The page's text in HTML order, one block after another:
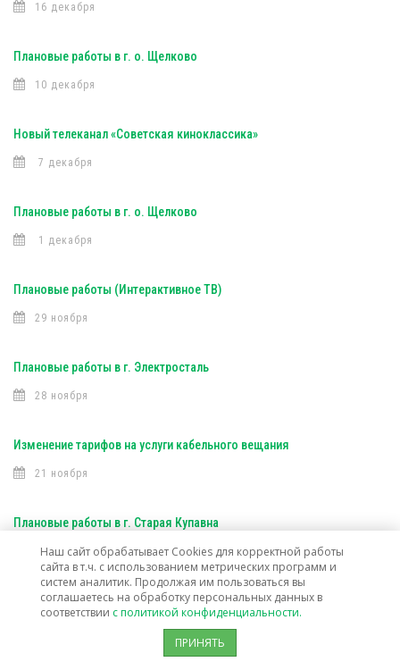
16 декабря
Плановые работы в г. о. Щелково
10 декабря
Новый телеканал «Советская киноклассика»
7 декабря
Плановые работы в г. о. Щелково
1 декабря
Плановые работы (Интерактивное ТВ)
29 ноября
Плановые работы в г. Электросталь
28 ноября
Изменение тарифов на услуги кабельного вещания
21 ноября
Плановые работы в г. Старая Купавна
16 ноября
Плановые работы (Интерактивное ТВ)
Наш сайт обрабатывает Cookies для корректной работы
сайта в т.ч. с использованием метрических программ и
систем аналитик. Продолжая им пользоваться вы
соглашаетесь на обработку персональных данных в
соответствии с политикой конфиденциальности.
ПРИНЯТЬ